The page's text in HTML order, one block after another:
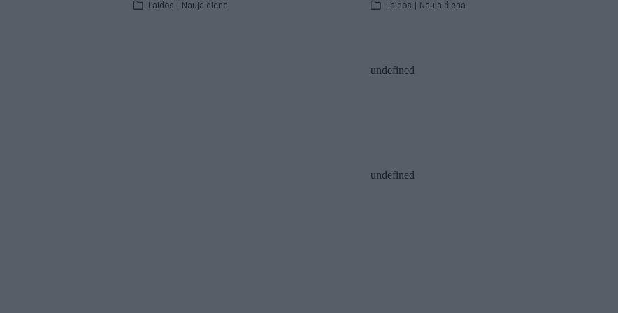
Laidos | Nauja diena Laidos | Nauja diena